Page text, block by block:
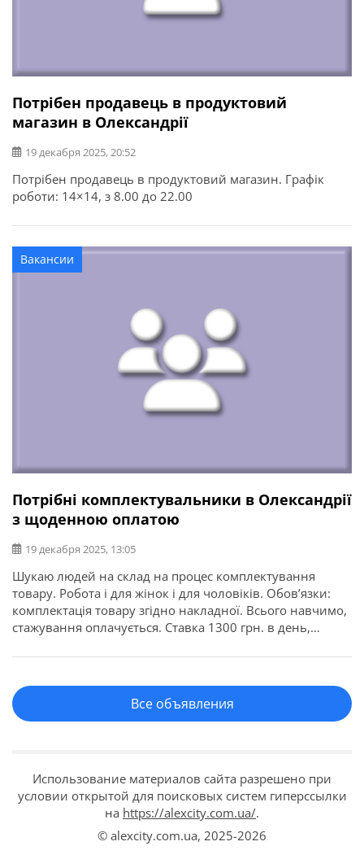
Потрібен продавець в продуктовий
магазин в Олександрії
19 декабря 2025, 20:52
Потрібен продавець в продуктовий магазин. Графік
роботи: 14×14, з 8.00 до 22.00
Вакансии
Потрібні комплектувальники в Олександрії
з щоденною оплатою
19 декабря 2025, 13:05
Шукаю людей на склад на процес комплектування
товару. Робота і для жінок і для чоловіків. Обов’язки:
комплектація товару згідно накладної. Всього навчимо,
стажування оплачується. Ставка 1300 грн. в день,
Все объявления
Использование материалов сайта разрешено при
условии открытой для поисковых систем гиперссылки
на https://alexcity.com.ua/.
© alexcity.com.ua, 2025-2026